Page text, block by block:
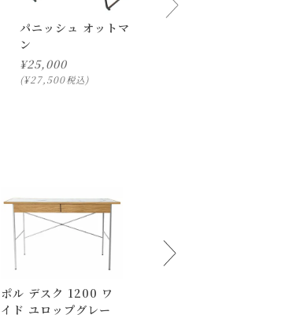
パニッシュ オットマ
ン
¥25,000
¥27,500税込
ポル デスク 1200 ワ
イド ユロップグレー